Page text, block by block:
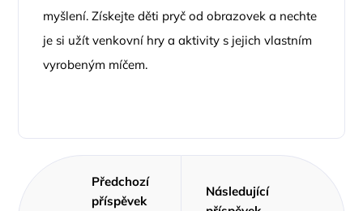
myšlení. Získejte děti pryč od obrazovek a nechte
je si užít venkovní hry a aktivity s jejich vlastním
vyrobeným míčem.
Předchozí
příspěvek
Následující